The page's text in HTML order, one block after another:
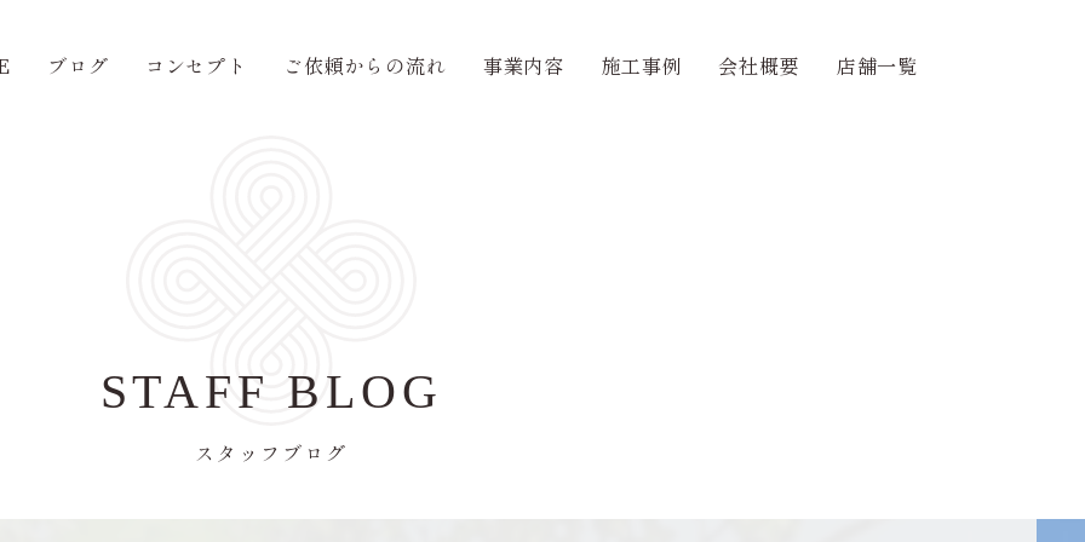
ブログ コンセプト ご依頼からの流れ 事業内容 施工事例 会社概要 店舗一覧
STAFF BLOG
スタッフブログ